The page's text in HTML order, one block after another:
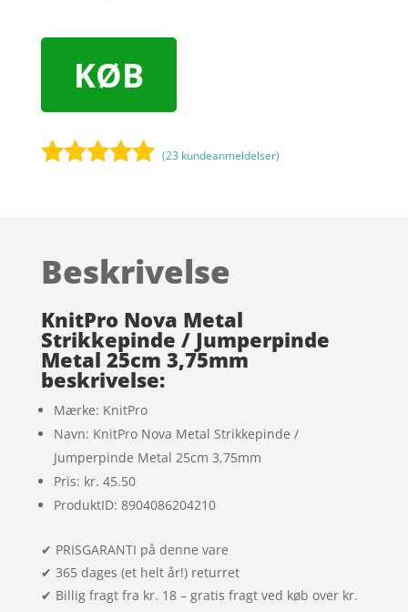
KØB
kundebedøm
(23 kundeanmeldelser)
Beskrivelse
KnitPro Nova Metal
Strikkepinde / Jumperpinde
Metal 25cm 3,75mm
beskrivelse:
Mærke: KnitPro
Navn: KnitPro Nova Metal Strikkepinde /
Jumperpinde Metal 25cm 3,75mm
Pris: kr. 45.50
ProduktID: 8904086204210
✔ PRISGARANTI på denne vare
✔ 365 dages (et helt år!) returret
✔ Billig fragt fra kr. 18 – gratis fragt ved køb over kr.